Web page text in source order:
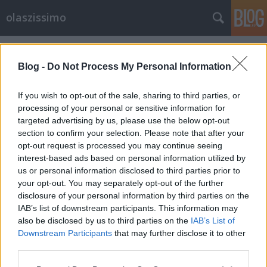
Blog - Do Not Process My Personal Information
If you wish to opt-out of the sale, sharing to third parties, or
processing of your personal or sensitive information for
targeted advertising by us, please use the below opt-out
section to confirm your selection. Please note that after your
opt-out request is processed you may continue seeing
interest-based ads based on personal information utilized by
us or personal information disclosed to third parties prior to
your opt-out. You may separately opt-out of the further
disclosure of your personal information by third parties on the
IAB’s list of downstream participants. This information may
also be disclosed by us to third parties on the IAB’s List of
Downstream Participants that may further disclose it to other
olaszissimo
Címkék»Stefano_Benni
olaszissimo•2013. július 15.
A 84. Ünnepi Könyvhéten a Scolar Kiadó kínálatában
találkozhattunk Stefano Benni Achille pié veloce
című regényének magyar nyelvű fordításával, Nádor
Zsófia tollából.A szerző a XX. Nemzetközi
Könyvfesztiválra is ellátogatott Olaszország
díszvendégeként, és baráti…
Könyvfesztivál után 5
A bankárvilágtól az irodalmi elismerésig –
Tullio Avoledo látogatása